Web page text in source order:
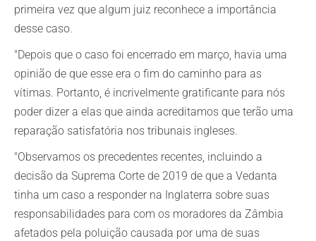
primeira vez que algum juiz reconhece a importância
desse caso.
"Depois que o caso foi encerrado em março, havia uma
opinião de que esse era o fim do caminho para as
vítimas. Portanto, é incrivelmente gratificante para nós
poder dizer a elas que ainda acreditamos que terão uma
reparação satisfatória nos tribunais ingleses.
"Observamos os precedentes recentes, incluindo a
decisão da Suprema Corte de 2019 de que a Vedanta
tinha um caso a responder na Inglaterra sobre suas
responsabilidades para com os moradores da Zâmbia
afetados pela poluição causada por uma de suas